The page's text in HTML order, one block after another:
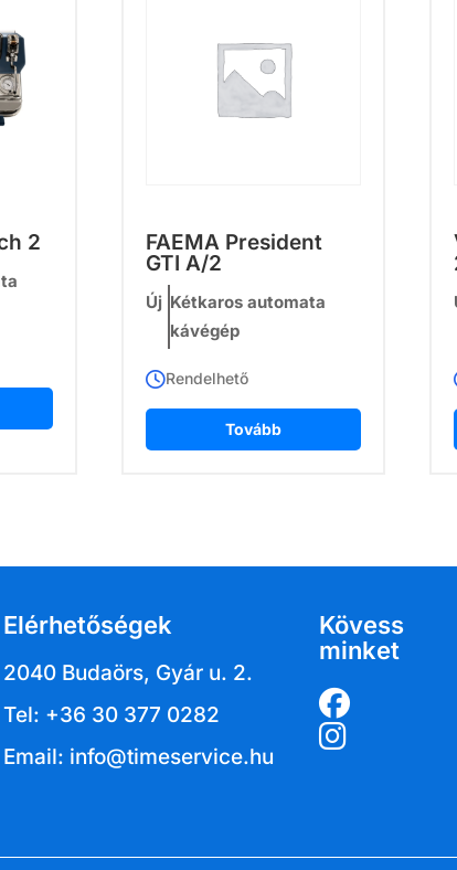
2
FAEMA President
GTI A/2
Új Kétkaros automata
kávégép
Tovább
Rendelhető
Elérhetőségek
2040 Budaörs, Gyár u. 2.
Tel: +36 30 377 0282
Email: info@timeservice.hu
Kövess
minket